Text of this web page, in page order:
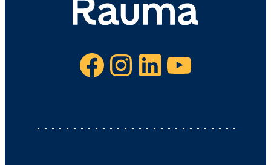
Facebook Instagram LinkedIn YouTube